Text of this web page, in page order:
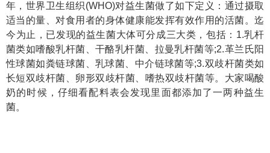
年，世界卫生组织(WHO)对益生菌做了如下定义：通过摄取
适当的量、对食用者的身体健康能发挥有效作用的活菌。迄
今为止，已发现的益生菌大体可分成三大类，包括：1.乳杆
菌类如嗜酸乳杆菌、干酪乳杆菌、拉曼乳杆菌等;2.革兰氏阳
性球菌如粪链球菌、乳球菌、中介链球菌等;3.双歧杆菌类如
长短双歧杆菌、卵形双歧杆菌、嗜热双歧杆菌等。大家喝酸
奶的时候，仔细看配料表会发现里面都添加了一两种益生
菌。